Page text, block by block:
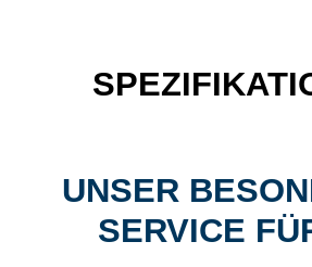
UNSER
SERVICE